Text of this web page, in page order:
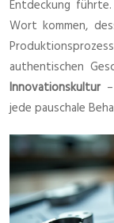
Entdeckung
Wort kommen,
authentischen
Innovationskultur
jede pauschale